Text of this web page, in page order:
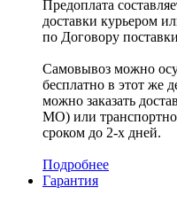
Предоплата
доставки курьером
по Договору
Самовывоз можно
бесплатно в этот же
можно заказать
МО) или
сроком до 2-х дней.
Подробнее
Гарантия